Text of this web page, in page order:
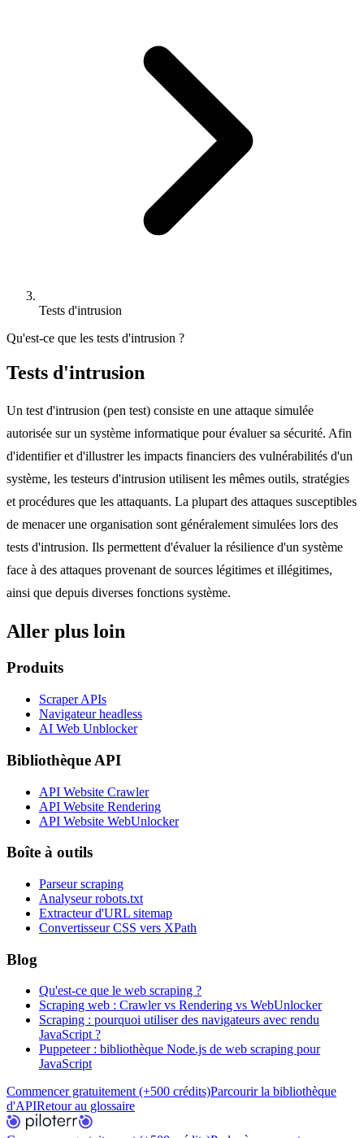
Tests d'intrusion
Qu'est-ce que les tests d'intrusion ?
Tests d'intrusion
Un test d'intrusion (pen test) consiste en une attaque simulée
autorisée sur un système informatique pour évaluer sa sécurité. Afin
d'identifier et d'illustrer les impacts financiers des vulnérabilités d'un
système, les testeurs d'intrusion utilisent les mêmes outils, stratégies
et procédures que les attaquants. La plupart des attaques susceptibles
de menacer une organisation sont généralement simulées lors des
tests d'intrusion. Ils permettent d'évaluer la résilience d'un système
face à des attaques provenant de sources légitimes et illégitimes,
ainsi que depuis diverses fonctions système.
Aller plus loin
Produits
Scraper APIs
Navigateur headless
AI Web Unblocker
Bibliothèque API
API Website Crawler
API Website Rendering
API Website WebUnlocker
Boîte à outils
Parseur scraping
Analyseur robots.txt
Extracteur d'URL sitemap
Convertisseur CSS vers XPath
Blog
Qu'est-ce que le web scraping ?
Scraping web : Crawler vs Rendering vs WebUnlocker
Scraping : pourquoi utiliser des navigateurs avec rendu
JavaScript ?
Puppeteer : bibliothèque Node.js de web scraping pour
JavaScript
Commencer gratuitement (+500 crédits)Parcourir la bibliothèque
d'APIRetour au glossaire